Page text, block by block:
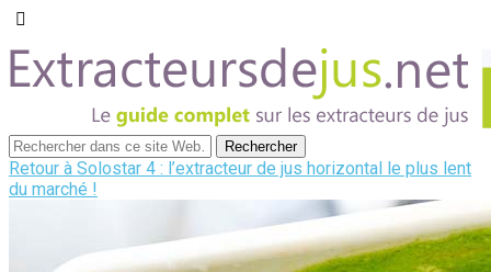
Retour à Solostar 4 : l’extracteur de jus horizontal le plus lent
du marché !